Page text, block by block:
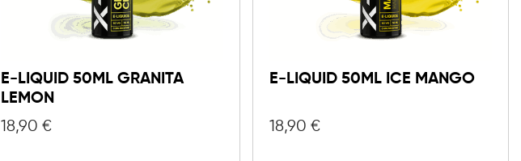
E-LIQUID 50ML GRANITA
LEMON
18,90 €
E-LIQUID 50ML ICE MANGO
18,90 €